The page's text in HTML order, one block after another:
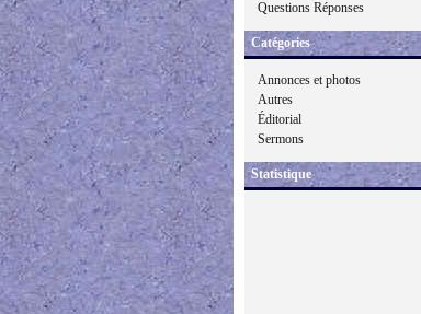
Questions Réponses
Catégories
Annonces et photos
Autres
Éditorial
Sermons
Statistique